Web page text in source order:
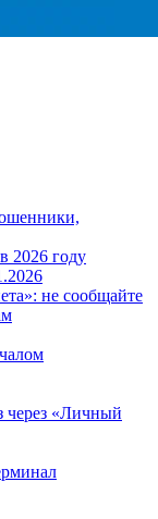
2026 году
не сообщайте
через «Личный